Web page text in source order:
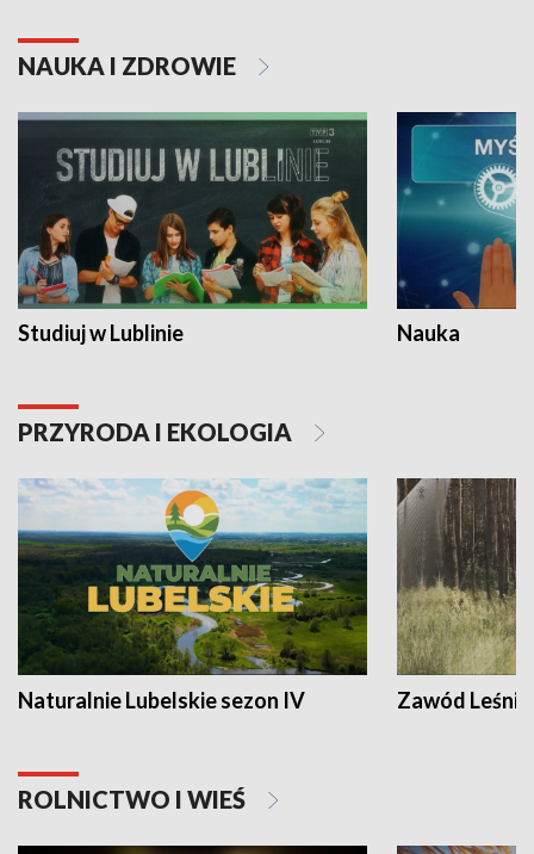
NAUKA I ZDROWIE
Studiuj w Lublinie Nauka
PRZYRODA I EKOLOGIA
Naturalnie Lubelskie sezon IV Zawód Leśnik
ROLNICTWO I WIEŚ